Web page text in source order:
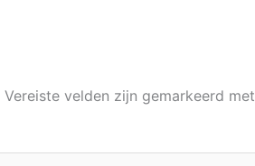
Vereiste velden zijn gemarkeerd met